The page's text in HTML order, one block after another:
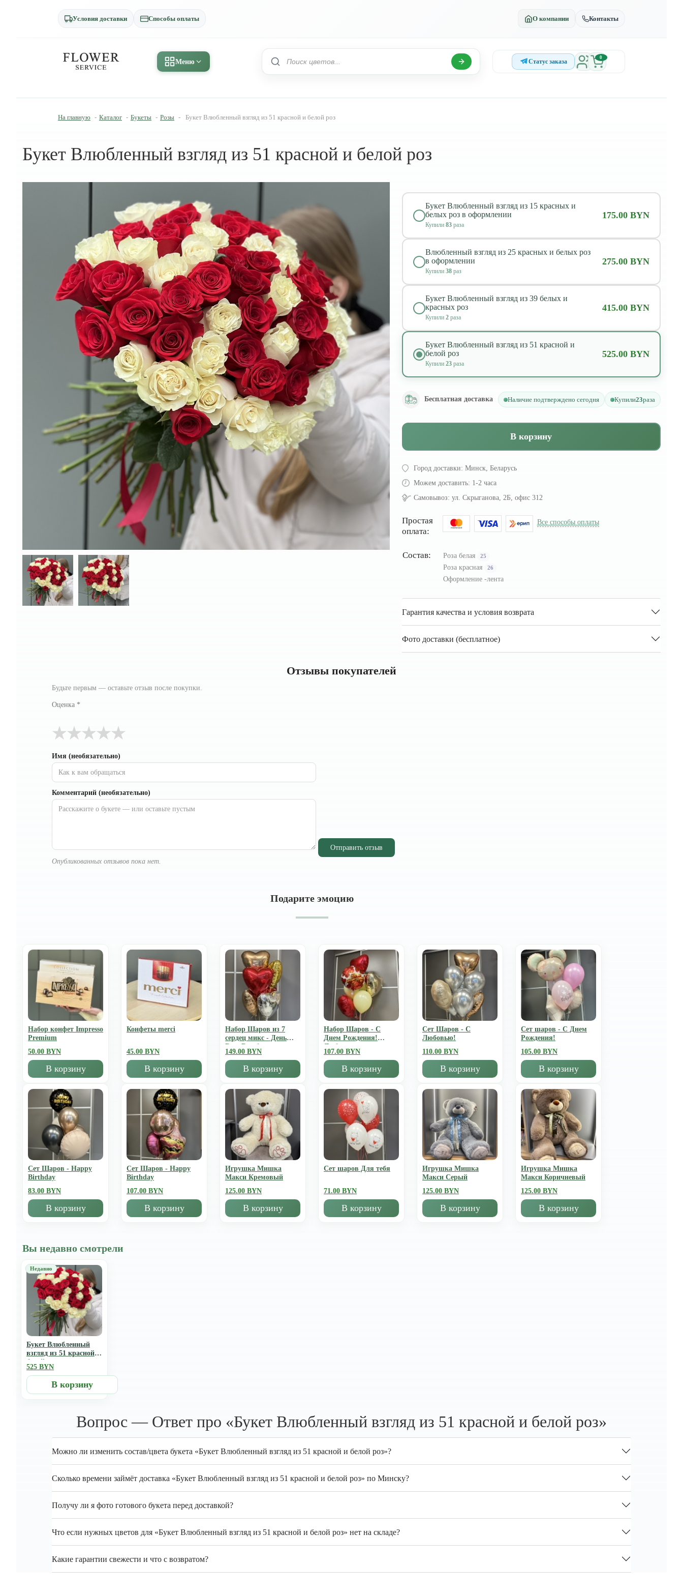
Условия доставки Способы оплаты О компании Контакты
Меню Статус заказа
0
На главную - Каталог - Букеты - Розы - Букет Влюбленный взгляд из 51 красной и белой роз
Букет Влюбленный взгляд из 51 красной и белой роз
Букет Влюбленный взгляд из 15 красных и
белых роз в оформлении
Купили 83раза
175.00 BYN
Влюбленный взгляд из 25 красных и белых роз
в оформлении
Купили 38раз
275.00 BYN
Букет Влюбленный взгляд из 39 белых и
красных роз
Купили 2раза
415.00 BYN
Букет Влюбленный взгляд из 51 красной и
белой роз
Купили 23раза
525.00 BYN
Бесплатная доставка Наличие подтверждено сегодня Купили23раза
В корзину
Город доставки: Минск, Беларусь
Можем доставить: 1-2 часа
Самовывоз: ул. Скрыганова, 2Б, офис 312
Простая
оплата:
Все способы оплаты
Состав: Роза белая 25
Роза красная 26
Оформление -лента
Гарантия качества и условия возврата
Фото доставки (бесплатное)
Отзывы покупателей
Будьте первым — оставьте отзыв после покупки.
Оценка *
★
★
★
★
★
Имя (необязательно)
Комментарий (необязательно)
Отправить отзыв
Опубликованных отзывов пока нет.
Подарите эмоцию
Набор конфет Impresso
Premium
50.00 BYN
В корзину
Конфеты merci
45.00 BYN
В корзину
Набор Шаров из 7
сердец микс - День
Всех Влюбленных
149.00 BYN
В корзину
Набор Шаров - С
Днем Рождения!
Люблю
107.00 BYN
В корзину
Сет Шаров - С
Любовью!
110.00 BYN
В корзину
Сет шаров - С Днем
Рождения!
105.00 BYN
В корзину
Сет Шаров - Happy
Birthday
83.00 BYN
В корзину
Сет Шаров - Happy
Birthday
107.00 BYN
В корзину
Игрушка Мишка
Mакси Кремовый
125.00 BYN
В корзину
Сет шаров Для тебя
71.00 BYN
В корзину
Игрушка Мишка
Mакси Серый
125.00 BYN
В корзину
Игрушка Мишка
Mакси Коричневый
125.00 BYN
В корзину
Вы недавно смотрели
Букет Влюбленный
взгляд из 51 красной и
белой роз
525 BYN
В корзину
Вопрос — Ответ про «Букет Влюбленный взгляд из 51 красной и белой роз»
Можно ли изменить состав/цвета букета «Букет Влюбленный взгляд из 51 красной и белой роз»?
Сколько времени займёт доставка «Букет Влюбленный взгляд из 51 красной и белой роз» по Минску?
Получу ли я фото готового букета перед доставкой?
Что если нужных цветов для «Букет Влюбленный взгляд из 51 красной и белой роз» нет на складе?
Какие гарантии свежести и что с возвратом?